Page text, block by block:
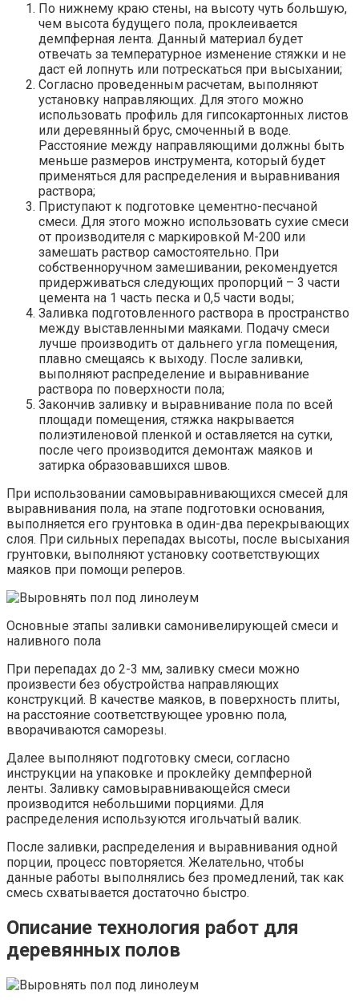
По нижнему краю стены, на высоту чуть большую,
чем высота будущего пола, проклеивается
демпферная лента. Данный материал будет
отвечать за температурное изменение стяжки и не
даст ей лопнуть или потрескаться при высыхании;
Согласно проведенным расчетам, выполняют
установку направляющих. Для этого можно
использовать профиль для гипсокартонных листов
или деревянный брус, смоченный в воде.
Расстояние между направляющими должны быть
меньше размеров инструмента, который будет
применяться для распределения и выравнивания
раствора;
Приступают к подготовке цементно-песчаной
смеси. Для этого можно использовать сухие смеси
от производителя с маркировкой М-200 или
замешать раствор самостоятельно. При
собственноручном замешивании, рекомендуется
придерживаться следующих пропорций – 3 части
цемента на 1 часть песка и 0,5 части воды;
Заливка подготовленного раствора в пространство
между выставленными маяками. Подачу смеси
лучше производить от дальнего угла помещения,
плавно смещаясь к выходу. После заливки,
выполняют распределение и выравнивание
раствора по поверхности пола;
Закончив заливку и выравнивание пола по всей
площади помещения, стяжка накрывается
полиэтиленовой пленкой и оставляется на сутки,
после чего производится демонтаж маяков и
затирка образовавшихся швов.
При использовании самовыравнивающихся смесей для
выравнивания пола, на этапе подготовки основания,
выполняется его грунтовка в один-два перекрывающих
слоя. При сильных перепадах высоты, после высыхания
грунтовки, выполняют установку соответствующих
маяков при помощи реперов.
Основные этапы заливки самонивелирующей смеси и
наливного пола
При перепадах до 2-3 мм, заливку смеси можно
произвести без обустройства направляющих
конструкций. В качестве маяков, в поверхность плиты,
на расстояние соответствующее уровню пола,
вворачиваются саморезы.
Далее выполняют подготовку смеси, согласно
инструкции на упаковке и проклейку демпферной
ленты. Заливку самовыравнивающейся смеси
производится небольшими порциями. Для
распределения используются игольчатый валик.
После заливки, распределения и выравнивания одной
порции, процесс повторяется. Желательно, чтобы
данные работы выполнялись без промедлений, так как
смесь схватывается достаточно быстро.
Описание технология работ для
деревянных полов